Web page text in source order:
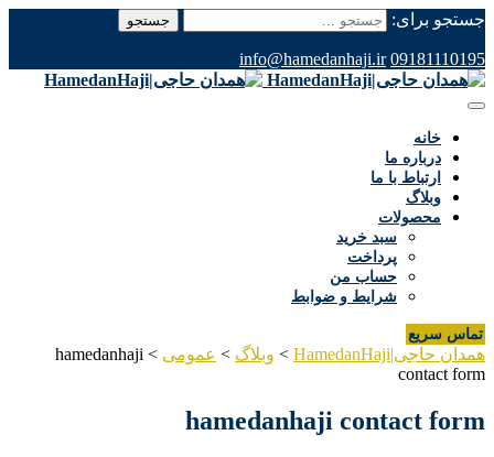
جستجو برای:
09181110195
info@hamedanhaji.ir
خانه
درباره ما
ارتباط با ما
وبلاگ
محصولات
سبد خرید
پرداخت
حساب من
شرایط و ضوابط
تماس سریع
همدان حاجی|HamedanHaji > وبلاگ > عمومی >
hamedanhaji
contact form
hamedanhaji contact form